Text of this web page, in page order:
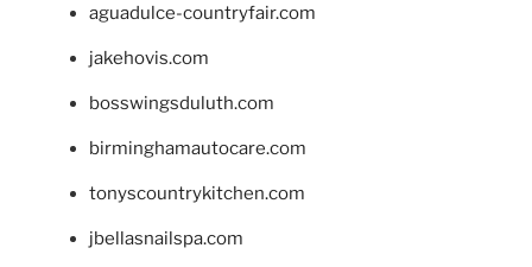
aguadulce-countryfair.com
jakehovis.com
bosswingsduluth.com
birminghamautocare.com
tonyscountrykitchen.com
jbellasnailspa.com